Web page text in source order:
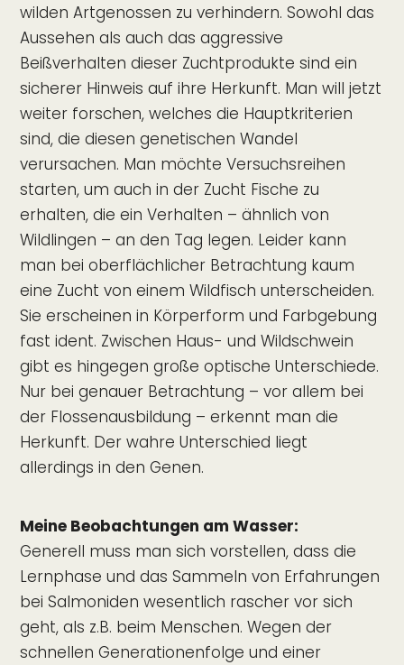
wilden Artgenossen zu verhindern. Sowohl das
Aussehen als auch das aggressive
Beißverhalten dieser Zuchtprodukte sind ein
sicherer Hinweis auf ihre Herkunft. Man will jetzt
weiter forschen, welches die Hauptkriterien
sind, die diesen genetischen Wandel
verursachen. Man möchte Versuchsreihen
starten, um auch in der Zucht Fische zu
erhalten, die ein Verhalten – ähnlich von
Wildlingen – an den Tag legen. Leider kann
man bei oberflächlicher Betrachtung kaum
eine Zucht von einem Wildfisch unterscheiden.
Sie erscheinen in Körperform und Farbgebung
fast ident. Zwischen Haus- und Wildschwein
gibt es hingegen große optische Unterschiede.
Nur bei genauer Betrachtung – vor allem bei
der Flossenausbildung – erkennt man die
Herkunft. Der wahre Unterschied liegt
allerdings in den Genen.
Meine Beobachtungen am Wasser:
Generell muss man sich vorstellen, dass die
Lernphase und das Sammeln von Erfahrungen
bei Salmoniden wesentlich rascher vor sich
geht, als z.B. beim Menschen. Wegen der
schnellen Generationenfolge und einer